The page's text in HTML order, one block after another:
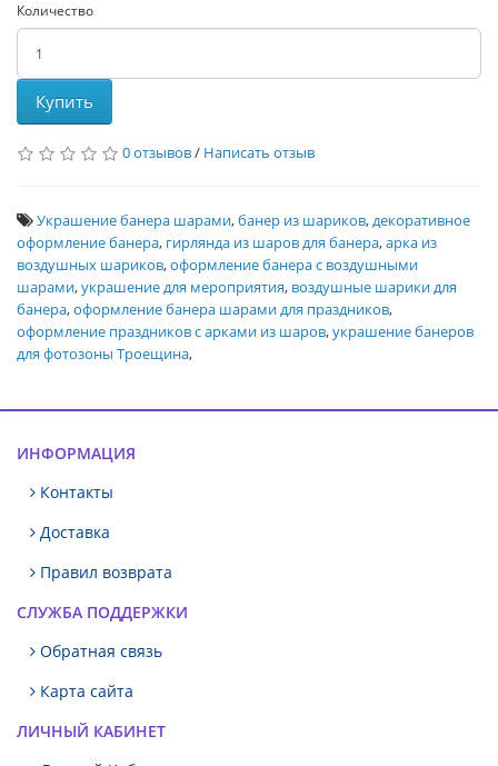
Количество
Купить
0 отзывов/ Написать отзыв
Украшение банера шарами,банер из шариков,декоративное
оформление банера, гирлянда из шаров для банера,арка из
воздушных шариков,оформление банера с воздушными
шарами,украшение для мероприятия, воздушные шарики для
банера,оформление банера шарами для праздников,
оформление праздников с арками из шаров,украшение банеров
для фотозоны Троещина,
ИНФОРМАЦИЯ
Контакты
Доставка
Правил возврата
СЛУЖБА ПОДДЕРЖКИ
Обратная связь
Карта сайта
ЛИЧНЫЙ КАБИНЕТ